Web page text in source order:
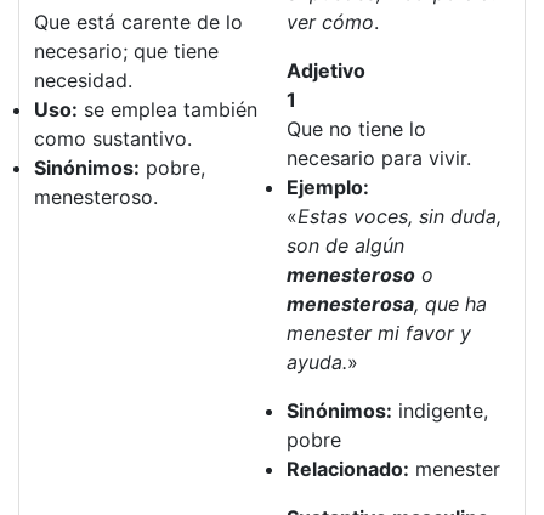
Que está carente de lo
necesario; que tiene
necesidad.
Uso: se emplea también
como sustantivo.
Sinónimos: pobre,
menesteroso.
ver cómo.
Adjetivo
1
Que no tiene lo
necesario para vivir.
Ejemplo:
«Estas voces, sin duda,
son de algún
menesteroso o
menesterosa, que ha
menester mi favor y
ayuda.»
Sinónimos: indigente,
pobre
Relacionado: menester